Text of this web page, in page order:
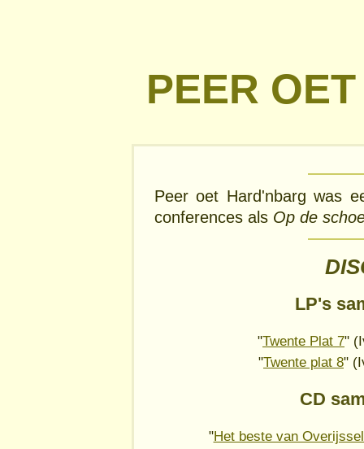
PEER
Peer oet Hard'nbarg was
conferences als Op de
LP's
"Twente Plat 7"
"Twente plat 8"
CD
"Het beste van